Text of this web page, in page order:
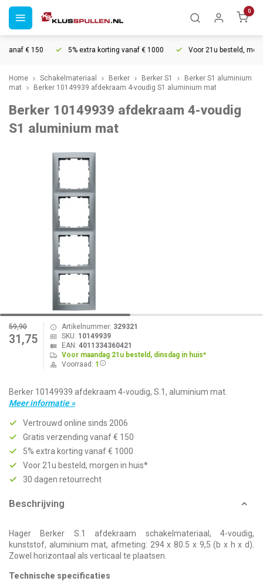
0
€ 150 5% extra korting vanaf € 1000 Voor 21u besteld,
Home Schakelmateriaal Berker Berker S1
Berker S1 aluminium
mat
Berker 10149939 afdekraam 4-voudig S1 aluminium mat
Berker 10149939 afdekraam 4-voudig
S1 aluminium mat
59,90
31,75
Artikelnummer: 329321
SKU: 10149939
EAN: 4011334360421
Voor maandag 21u besteld, dinsdag in huis*
Voorraad: 1
Berker 10149939 afdekraam 4-voudig, S.1, aluminium mat.
Meer informatie »
Vertrouwd online sinds 2006
Gratis verzending vanaf € 150
5% extra korting vanaf € 1000
Voor 21u besteld, morgen in huis*
30 dagen retourrecht
Beschrijving
Hager Berker S.1 afdekraam schakelmateriaal, 4-voudig,
kunststof, aluminium mat, afmeting: 294 x 80.5 x 9,5 (b x h x d).
Zowel horizontaal als verticaal te plaatsen.
Technische specificaties